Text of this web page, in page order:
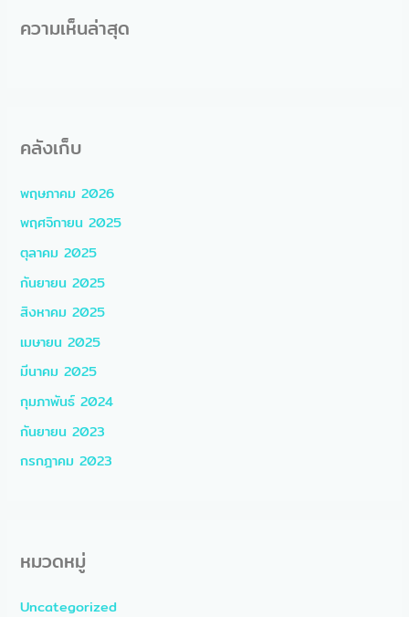
ความเห็นล่าสุด
คลังเก็บ
พฤษภาคม 2026
พฤศจิกายน 2025
ตุลาคม 2025
กันยายน 2025
สิงหาคม 2025
เมษายน 2025
มีนาคม 2025
กุมภาพันธ์ 2024
กันยายน 2023
กรกฎาคม 2023
หมวดหมู่
Uncategorized